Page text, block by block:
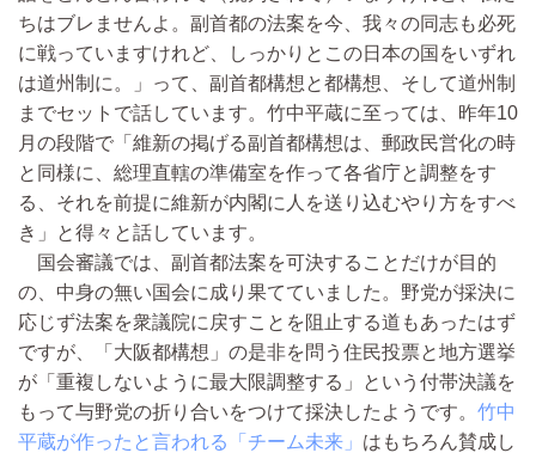
ちはブレませんよ。副首都の法案を今、我々の同志も必死
に戦っていますけれど、しっかりとこの日本の国をいずれ
は道州制に。」って、副首都構想と都構想、そして道州制
までセットで話しています。竹中平蔵に至っては、昨年10
月の段階で「維新の掲げる副首都構想は、郵政民営化の時
と同様に、総理直轄の準備室を作って各省庁と調整をす
る、それを前提に維新が内閣に人を送り込むやり方をすべ
き」と得々と話しています。
国会審議では、副首都法案を可決することだけが目的
の、中身の無い国会に成り果てていました。野党が採決に
応じず法案を衆議院に戻すことを阻止する道もあったはず
ですが、「大阪都構想」の是非を問う住民投票と地方選挙
が「重複しないように最大限調整する」という付帯決議を
もって与野党の折り合いをつけて採決したようです。 竹中
平蔵が作ったと言われる「チーム未来」 はもちろん賛成し